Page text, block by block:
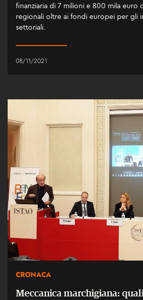
finanziaria di 7 milioni e 800 mila euro
regionali oltre ai fondi europei per gli
settoriali.
08/11/2021
CRONACA
Meccanica marchigiana: